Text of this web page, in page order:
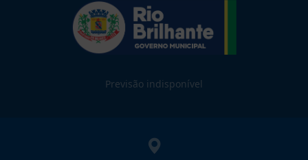
Previsão indisponível